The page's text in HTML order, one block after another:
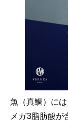
魚（真鯛）に
メガ3脂肪酸が